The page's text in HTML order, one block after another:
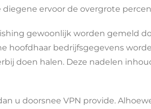
ervoor de overgrote
gewoonlijk worden gemeld
hoofdhaar bedrijfsgegevens
doen halen. Deze nadelen
u doorsnee VPN provide.